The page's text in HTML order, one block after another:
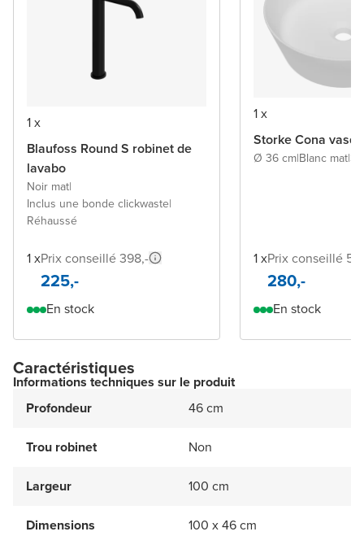
1 x
Blaufoss Round S robinet de
lavabo
Noir mat|
Inclus une bonde clickwaste|
Réhaussé
1 xPrix conseillé 398,-
225,-
En stock
1 x
Storke Cona
Ø 36 cm|Blanc mat|
1 xPrix conseillé
280,-
En stock
Caractéristiques
Informations techniques sur le produit
Profondeur
46 cm
Trou robinet Non
Largeur 100 cm
Dimensions 100 x 46 cm